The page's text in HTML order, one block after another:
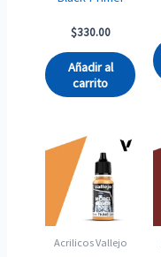
$330.00
Añadir al
carrito
Acrilicos Vallejo